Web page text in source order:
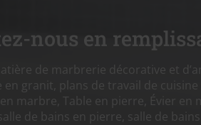
nous en
de marbrerie décorative et
granit, plans de travail de
marbre, Table en pierre, Évier en
de bains en pierre, salle de